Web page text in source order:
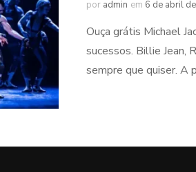
por admin em 6 de abril
Ouça grátis Michael
sucessos. Billie Jean,
sempre que quiser. A